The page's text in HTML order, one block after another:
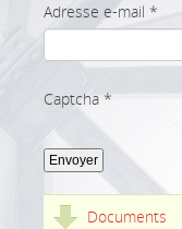
Adresse e-mail *
Captcha*
Envoyer
Documents